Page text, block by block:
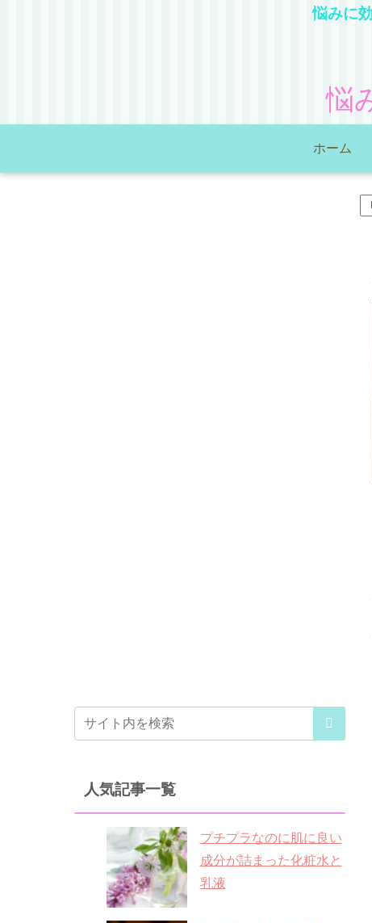
悩みに
悩
ホーム
人気記事一覧
プチプラなのに肌に良い
成分が詰まった化粧水と
乳液